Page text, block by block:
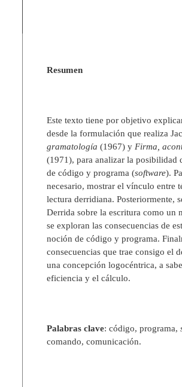
Resumen
Este texto tiene por objetivo
desde la formulación que realiza
gramatología (1967) y Firma,
(1971), para analizar la posibilidad
de código y programa (software).
necesario, mostrar el vínculo entre
lectura derridiana. Posteriormente,
Derrida sobre la escritura como un
se exploran las consecuencias de
noción de código y programa.
consecuencias que trae consigo el
una concepción logocéntrica, a
eficiencia y el cálculo.
Palabras clave: código, programa,
comando, comunicación.